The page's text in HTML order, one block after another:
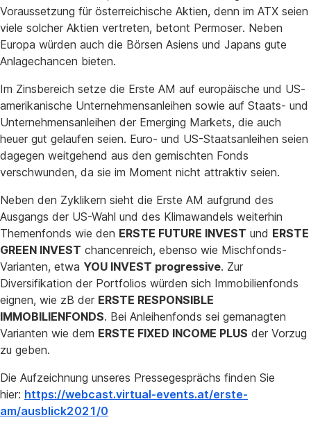
Voraussetzung für österreichische Aktien, denn im ATX seien
viele solcher Aktien vertreten, betont Permoser. Neben
Europa würden auch die Börsen Asiens und Japans gute
Anlagechancen bieten.
Im Zinsbereich setze die Erste AM auf europäische und US-
amerikanische Unternehmensanleihen sowie auf Staats- und
Unternehmensanleihen der Emerging Markets, die auch
heuer gut gelaufen seien. Euro- und US-Staatsanleihen seien
dagegen weitgehend aus den gemischten Fonds
verschwunden, da sie im Moment nicht attraktiv seien.
Neben den Zyklikern sieht die Erste AM aufgrund des
Ausgangs der US-Wahl und des Klimawandels weiterhin
Themenfonds wie den ERSTE FUTURE INVEST und ERSTE
GREEN INVEST chancenreich, ebenso wie Mischfonds-
Varianten, etwa YOU INVEST progressive. Zur
Diversifikation der Portfolios würden sich Immobilienfonds
eignen, wie zB der ERSTE RESPONSIBLE
IMMOBILIENFONDS. Bei Anleihenfonds sei gemanagten
Varianten wie dem ERSTE FIXED INCOME PLUS der Vorzug
zu geben.
Die Aufzeichnung unseres Pressegesprächs finden Sie
hier: https://webcast.virtual-events.at/erste-
am/ausblick2021/0